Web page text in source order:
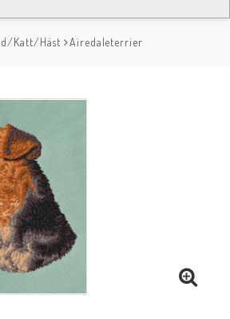
Katt/Häst Airedaleterrier